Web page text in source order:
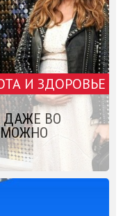
И ЗДОРОВЬЕ
ДАЖЕ ВО